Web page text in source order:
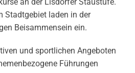
an der Lisdorfer Staustufe.
Stadtgebiet laden in der
Beisammensein ein.
und sportlichen Angeboten
Führungen